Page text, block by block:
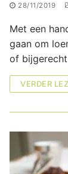
28/11/2019
Met een
gaan om
of
VERDER